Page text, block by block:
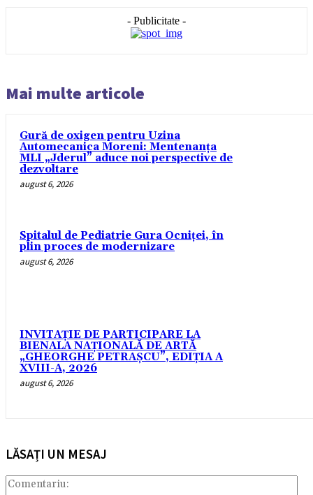
- Publicitate -
Mai multe articole
Gură de oxigen pentru Uzina
Automecanica Moreni: Mentenanța
MLI „Jderul” aduce noi perspective de
dezvoltare
august 6, 2026
Spitalul de Pediatrie Gura Ocniței, în
plin proces de modernizare
august 6, 2026
INVITAȚIE DE PARTICIPARE LA
BIENALA NAȚIONALĂ DE ARTĂ
„GHEORGHE PETRAȘCU”, EDIŢIA A
XVIII-A, 2026
august 6, 2026
LĂSAȚI UN MESAJ